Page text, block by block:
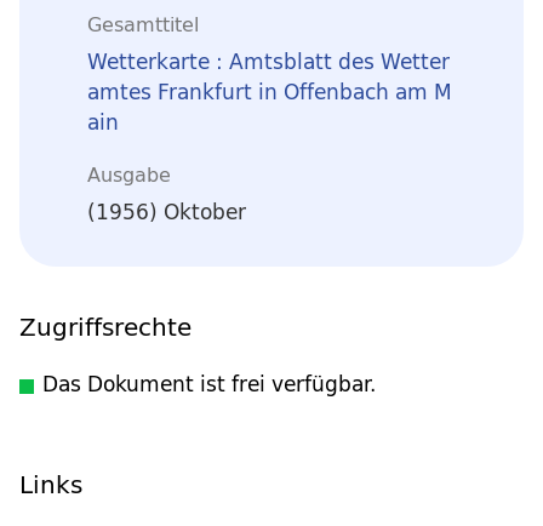
Gesamttitel
Wetterkarte : Amtsblatt des Wetter
amtes Frankfurt in Offenbach am M
ain
Ausgabe
(1956) Oktober
Zugriffsrechte
Das Dokument ist frei verfügbar.
Links